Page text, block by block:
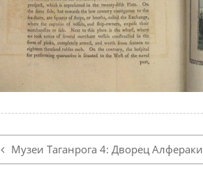
поМузеи Таганрога 4: Дворец Алфераки